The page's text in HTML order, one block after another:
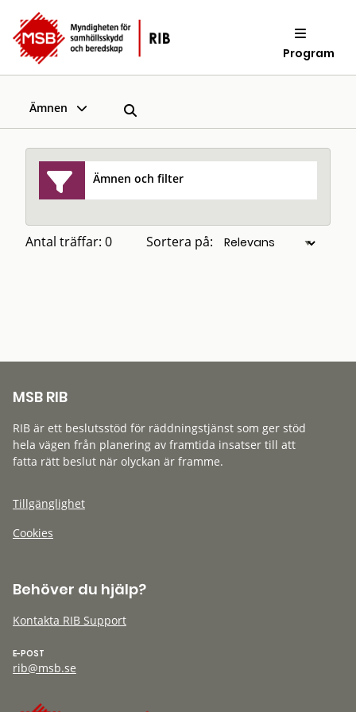
Program
Ämnen
Ämnen och filter
Antal träffar: 0 Sortera på:
MSB RIB
RIB är ett beslutsstöd för räddningstjänst som ger stöd
hela vägen från planering av framtida insatser till att
fatta rätt beslut när olyckan är framme.
Tillgänglighet
Cookies
Behöver du hjälp?
Kontakta RIB Support
E-POST
rib@msb.se